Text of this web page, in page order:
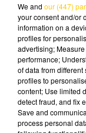
29 décembre
L'INFO DE
29/12/25 À
We and our (447)
your consent and/or
information on a
profiles for
advertising;
performance;
of data from
profiles to
content; Use limited
detect fraud, and fix
Save and
process personal